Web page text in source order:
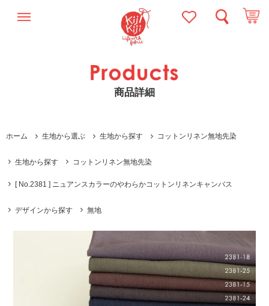
商品詳細
ホーム 生地から選ぶ 生地から探す コットンリネン無地先染
生地から探す コットンリネン無地先染
[ No.2381 ] ニュアンスカラーのやわらかコットンリネンキャンバス
デザインから探す 無地